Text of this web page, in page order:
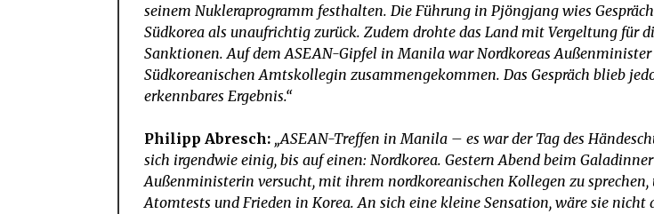
seinem Nukleraprogramm festhalten. Die Führung in Pjöngjang wies
Südkorea als unaufrichtig zurück. Zudem drohte das Land mit Vergeltung für
Sanktionen. Auf dem ASEAN-Gipfel in Manila war Nordkoreas
Südkoreanischen Amtskollegin zusammengekommen. Das Gespräch blieb
erkennbares Ergebnis.“
Philipp Abresch: „ASEAN-Treffen in Manila – es war der Tag des
sich irgendwie einig, bis auf einen: Nordkorea. Gestern Abend beim
Außenministerin versucht, mit ihrem nordkoreanischen Kollegen zu sprechen,
Atomtests und Frieden in Korea. An sich eine kleine Sensation, wäre sie nicht